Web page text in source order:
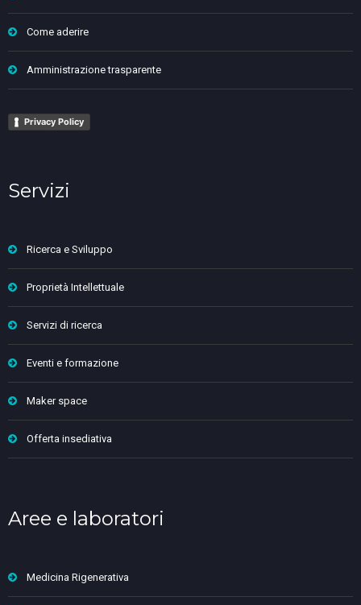
Come aderire
Amministrazione trasparente
Privacy Policy
Servizi
Ricerca e Sviluppo
Proprietà Intellettuale
Servizi di ricerca
Eventi e formazione
Maker space
Offerta insediativa
Aree e laboratori
Medicina Rigenerativa